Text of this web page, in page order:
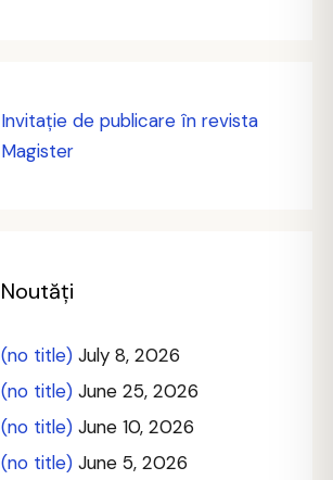
Invitație de publicare în revista
Magister
Noutăți
(no title) July 8, 2026
(no title) June 25, 2026
(no title) June 10, 2026
(no title) June 5, 2026